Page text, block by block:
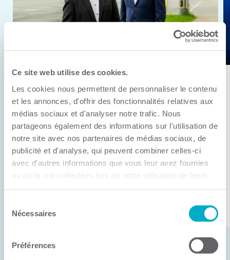
Ce site web utilise des cookies.
Les cookies nous permettent de personnaliser le contenu
et les annonces, d'offrir des fonctionnalités relatives aux
médias sociaux et d'analyser notre trafic. Nous
partageons également des informations sur l'utilisation de
notre site avec nos partenaires de médias sociaux, de
publicité et d'analyse, qui peuvent combiner celles-ci
avec d'autres informations que vous leur avez fournies
ou qu'ils ont collectées lors de votre utilisation de leurs
Nécessaires
Préférences
Anick Métivier devient le nouveau
président de la CCI3R
C’est lors de son assemblée générale annuelle
tenue hier que la Chambre de commerce et
d’industries de ...